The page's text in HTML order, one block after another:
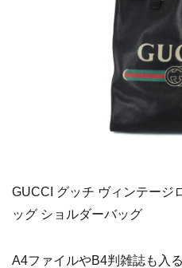
GUCCI グッチ ヴィンテージ
ッグ ショルダーバッグ
A4ファイルやB4判雑誌も入